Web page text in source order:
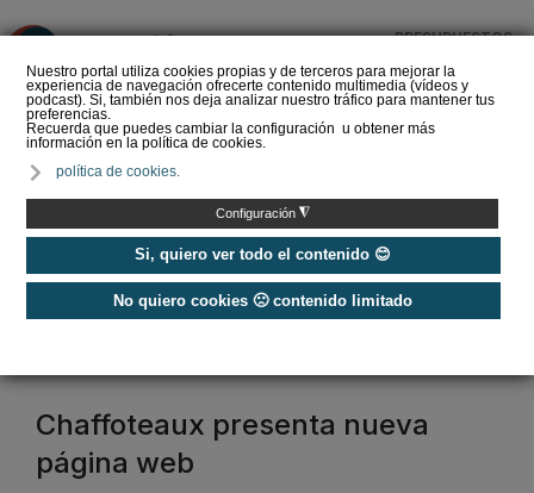
Nuestro portal utiliza cookies propias y de terceros para mejorar la
experiencia de navegación ofrecerte contenido multimedia (vídeos y
podcast). Si, también nos deja analizar nuestro tráfico para mantener tus
preferencias.
Recuerda que puedes cambiar la configuración u obtener más
información en la política de cookies.
política de cookies.
Configuración ◮
Si, quiero ver todo el contenido 😊
No quiero cookies 🙁 contenido limitado
PRESUPUESTOS
del Amperio (Episodio 3)
Etiquetas / chaffoteaux
Chaffoteaux presenta nueva
página web